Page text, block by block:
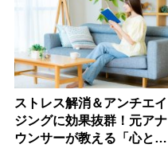
ストレス解消＆アンチエイ
ジングに効果抜群！元アナ
ウンサーが教える「心と体